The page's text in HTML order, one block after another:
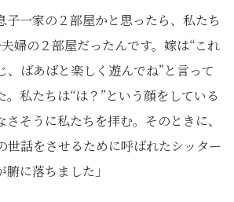
子一家の２部屋かと思ったら、私たち
婦の２部屋だったんです。嫁は“これ
、ばあばと楽しく遊んでね”と言って
。私たちは“は？”という顔をしている
さそうに私たちを拝む。そのときに、
世話をさせるために呼ばれたシッター
に落ちました」